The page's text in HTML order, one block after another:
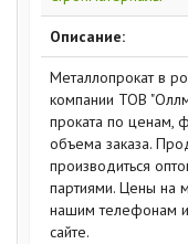
Описание:
Металлопрокат в
компании ТОВ
проката по ценам,
объема заказа.
производиться
партиями. Цены на
нашим телефонам
сайте.